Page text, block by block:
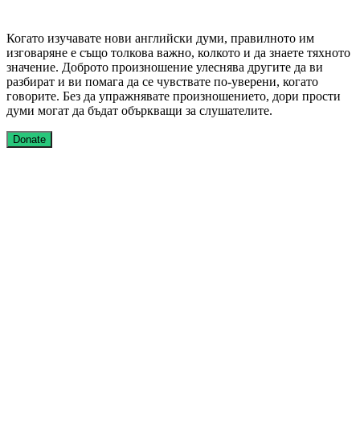
Когато изучавате нови английски думи, правилното им
изговаряне е също толкова важно, колкото и да знаете тяхното
значение. Доброто произношение улеснява другите да ви
разбират и ви помага да се чувствате по-уверени, когато
говорите. Без да упражнявате произношението, дори прости
думи могат да бъдат объркващи за слушателите.
Donate